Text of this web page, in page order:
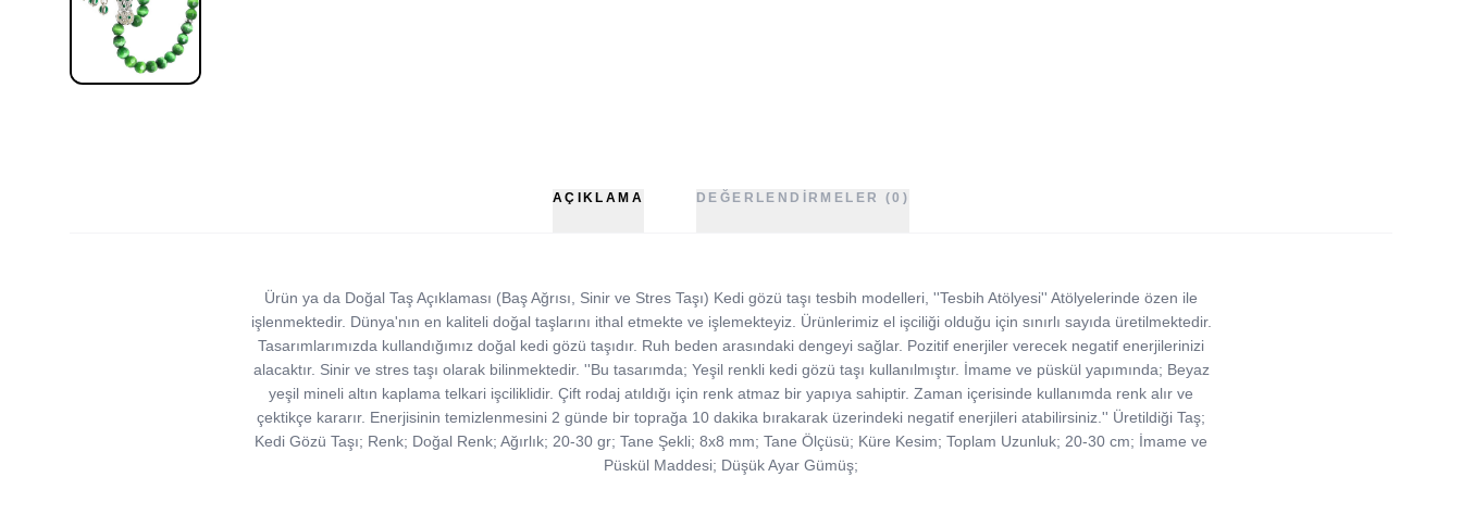
AÇIKLAMA DEĞERLENDIRMELER (0)
Ürün ya da Doğal Taş Açıklaması (Baş Ağrısı, Sinir ve Stres Taşı) Kedi gözü taşı tesbih modelleri, ''Tesbih Atölyesi'' Atölyelerinde özen ile
işlenmektedir. Dünya'nın en kaliteli doğal taşlarını ithal etmekte ve işlemekteyiz. Ürünlerimiz el işciliği olduğu için sınırlı sayıda üretilmektedir.
Tasarımlarımızda kullandığımız doğal kedi gözü taşıdır. Ruh beden arasındaki dengeyi sağlar. Pozitif enerjiler verecek negatif enerjilerinizi
alacaktır. Sinir ve stres taşı olarak bilinmektedir. ''Bu tasarımda; Yeşil renkli kedi gözü taşı kullanılmıştır. İmame ve püskül yapımında; Beyaz
yeşil mineli altın kaplama telkari işciliklidir. Çift rodaj atıldığı için renk atmaz bir yapıya sahiptir. Zaman içerisinde kullanımda renk alır ve
çektikçe kararır. Enerjisinin temizlenmesini 2 günde bir toprağa 10 dakika bırakarak üzerindeki negatif enerjileri atabilirsiniz.'' Üretildiği Taş;
Kedi Gözü Taşı; Renk; Doğal Renk; Ağırlık; 20-30 gr; Tane Şekli; 8x8 mm; Tane Ölçüsü; Küre Kesim; Toplam Uzunluk; 20-30 cm; İmame ve
Püskül Maddesi; Düşük Ayar Gümüş;